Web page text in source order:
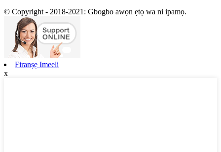
© Copyright - 2018-2021: Gbogbo awọn ẹtọ wa ni ipamọ.
Firanṣẹ Imeeli
x